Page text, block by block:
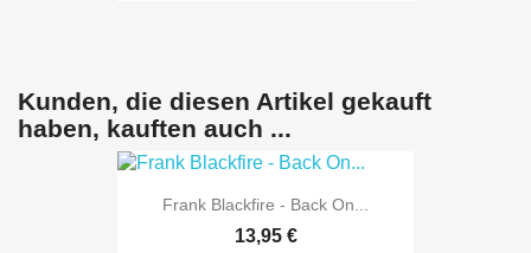
Kunden, die diesen Artikel gekauft
haben, kauften auch ...
Frank Blackfire - Back On...
13,95 €